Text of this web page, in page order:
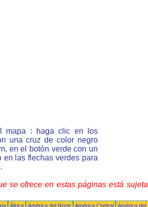
mapa : haga clic en los
una cruz de color negro
en el botón verde con un
en las flechas verdes para
se ofrece en estas páginas está
África América del Norte América Central
América del